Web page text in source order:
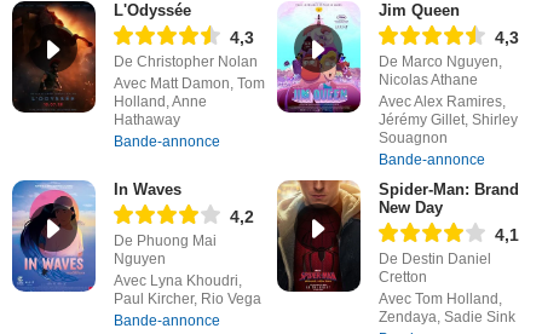
L'Odyssée
4,3
De Christopher Nolan
Avec Matt Damon, Tom
Holland, Anne
Hathaway
Bande-annonce
Jim Queen
4,3
De Marco Nguyen,
Nicolas Athane
Avec Alex Ramires,
Jérémy Gillet, Shirley
Souagnon
Bande-annonce
In Waves
4,2
De Phuong Mai
Nguyen
Avec Lyna Khoudri,
Paul Kircher, Rio Vega
Bande-annonce
Spider-Man: Brand
New Day
4,1
De Destin Daniel
Cretton
Avec Tom Holland,
Zendaya, Sadie Sink